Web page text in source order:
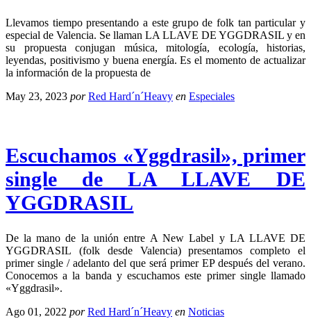
Llevamos tiempo presentando a este grupo de folk tan particular y
especial de Valencia. Se llaman LA LLAVE DE YGGDRASIL y en
su propuesta conjugan música, mitología, ecología, historias,
leyendas, positivismo y buena energía. Es el momento de actualizar
la información de la propuesta de
May 23, 2023 por Red Hard´n´Heavy en Especiales
Escuchamos «Yggdrasil», primer
single de LA LLAVE DE
YGGDRASIL
De la mano de la unión entre A New Label y LA LLAVE DE
YGGDRASIL (folk desde Valencia) presentamos completo el
primer single / adelanto del que será primer EP después del verano.
Conocemos a la banda y escuchamos este primer single llamado
«Yggdrasil».
Ago 01, 2022 por Red Hard´n´Heavy en Noticias